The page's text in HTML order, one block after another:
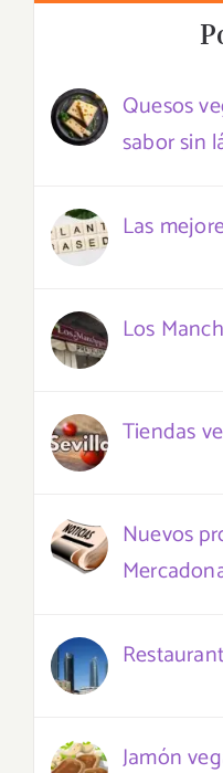
Quesos
sabor sin
Las
Los
Tiendas
Nuevos
Jamón